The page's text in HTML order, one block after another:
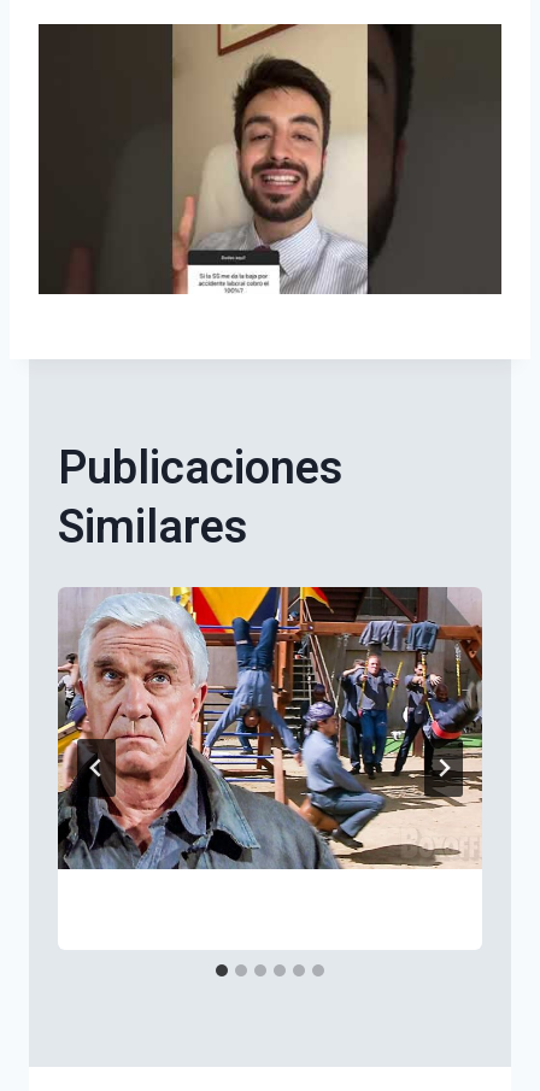
Publicaciones
Similares